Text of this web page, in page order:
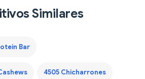
Similares
Bar
4505 Chicharrones